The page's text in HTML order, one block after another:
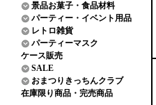
景品お菓子・食品材料
パーティー・イベント用品
レトロ雑貨
パーティーマスク
ケース販売
SALE
おまつりきっちんクラブ
在庫限り商品・完売商品